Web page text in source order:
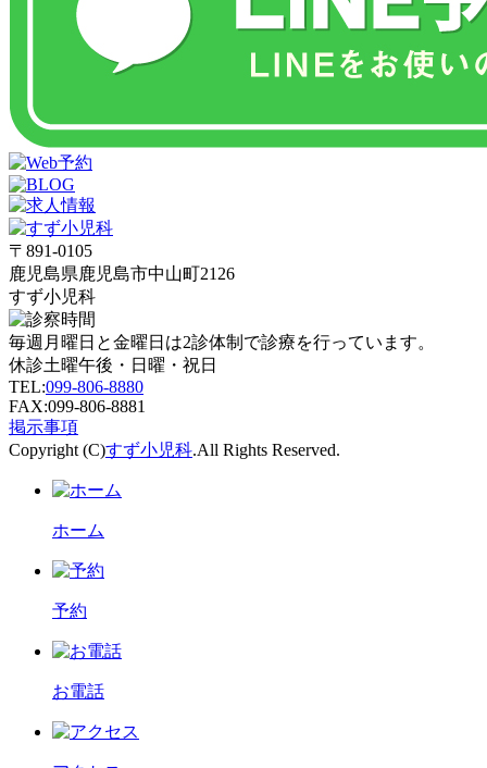
〒891-0105
鹿児島県鹿児島市中山町2126
すず小児科
毎週月曜日と金曜日は2診体制で診療を行っています。
休診土曜午後・日曜・祝日
TEL:099-806-8880
FAX:099-806-8881
掲示事項
Copyright (C)すず小児科.All Rights Reserved.
ホーム
予約
お電話